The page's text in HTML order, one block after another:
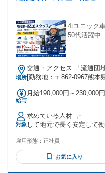
4tユニック
50代活躍中
場所
交通・アクセス 「流通団
[勤務地：〒862-0967熊本
給与
月給190,000円～230,000
れる通勤・皆勤・家族手
るその他手当金額：なし ◆時間外手当：別途全額支給 ◆賞
与：あり （年2回 ※昨年
対象
求めている人材
して地元で長く安定して
ちの方 ✅学歴不問！ ✅ブランク
＞ ◆小型移動式クレーン
動車免許 ＜こんな方歓迎＞ ◆地元・熊本で腰を据えて働きた
雇用形態： 正社員
お気に入り